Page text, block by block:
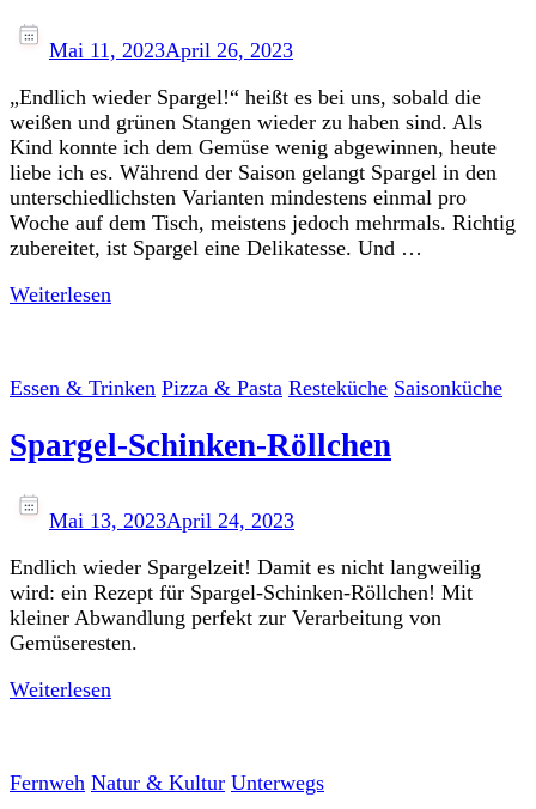
Mai 11, 2023April 26, 2023
„Endlich wieder Spargel!“ heißt es bei uns, sobald die
weißen und grünen Stangen wieder zu haben sind. Als
Kind konnte ich dem Gemüse wenig abgewinnen, heute
liebe ich es. Während der Saison gelangt Spargel in den
unterschiedlichsten Varianten mindestens einmal pro
Woche auf dem Tisch, meistens jedoch mehrmals. Richtig
zubereitet, ist Spargel eine Delikatesse. Und …
Weiterlesen
Essen & Trinken Pizza & Pasta Resteküche Saisonküche
Spargel-Schinken-Röllchen
Mai 13, 2023April 24, 2023
Endlich wieder Spargelzeit! Damit es nicht langweilig
wird: ein Rezept für Spargel-Schinken-Röllchen! Mit
kleiner Abwandlung perfekt zur Verarbeitung von
Gemüseresten.
Weiterlesen
Fernweh Natur & Kultur Unterwegs